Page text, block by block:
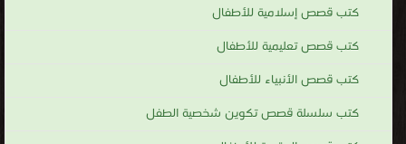
كتب قصص إسلامية للأطفال
كتب قصص تعليمية للأطفال
كتب قصص الأنبياء للأطفال
كتب سلسلة قصص تكوين شخصية الطفل